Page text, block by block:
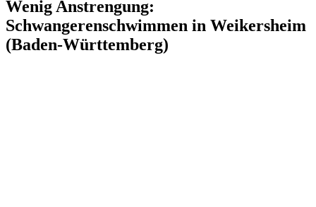
Wenig Anstrengung:
Schwangerenschwimmen in Weikersheim
(Baden-Württemberg)